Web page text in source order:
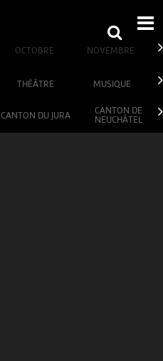
OCTOBRE NOVEMBRE
THÉÂTRE MUSIQUE
CANTON DU JURA
CANTON DE
NEUCHÂTEL